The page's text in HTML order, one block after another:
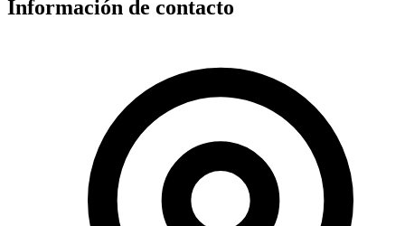
Información de contacto